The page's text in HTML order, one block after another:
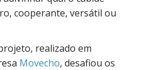
cooperante, versátil ou
realizado em
Movecho, desafiou os